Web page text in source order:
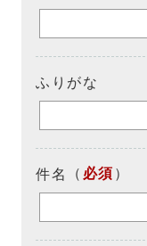
ふりがな
件名 （ 必須 ）